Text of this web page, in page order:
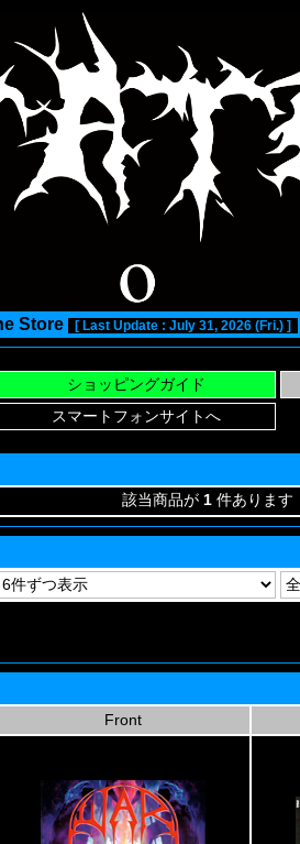
Store [ Last Update : July 31, 2026 (Fri.) ]
該当商品が 1 件あります
Front